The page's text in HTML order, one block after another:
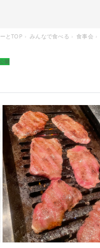
とTOP みんなで食べる 食事会
公開